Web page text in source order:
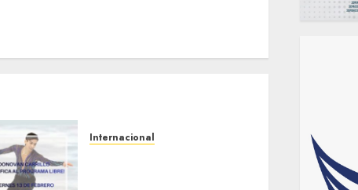
Internacional